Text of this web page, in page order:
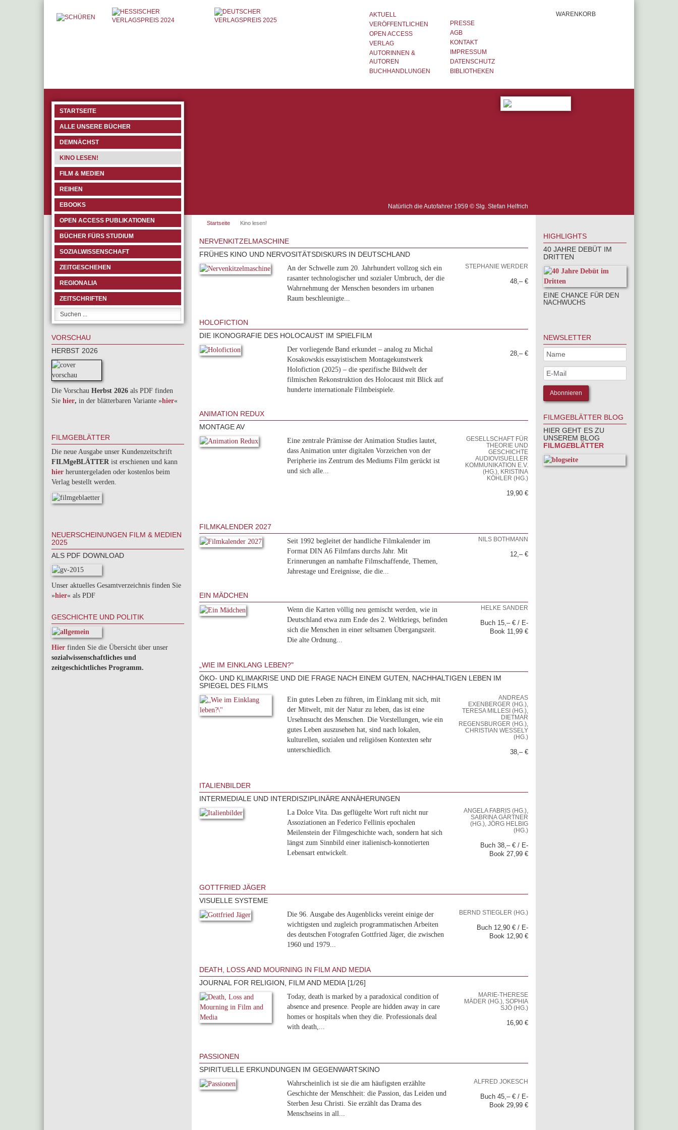
AKTUELL
VERÖFFENTLICHEN
OPEN ACCESS
VERLAG
AUTORINNEN &
AUTOREN
BUCHHANDLUNGEN
PRESSE
AGB
KONTAKT
IMPRESSUM
DATENSCHUTZ
BIBLIOTHEKEN
WARENKORB
Natürlich die Autofahrer 1959 © Slg. Stefan Helfrich
STARTSEITE
ALLE UNSERE BÜCHER
DEMNÄCHST
KINO LESEN!
FILM & MEDIEN
REIHEN
EBOOKS
OPEN ACCESS PUBLIKATIONEN
BÜCHER FÜRS STUDIUM
SOZIALWISSENSCHAFT
ZEITGESCHEHEN
REGIONALIA
ZEITSCHRIFTEN
VORSCHAU
HERBST 2026
Die Vorschau Herbst 2026 als PDF finden
Sie hier, in der blätterbaren Variante »hier«
FILMGEBLÄTTER
Die neue Ausgabe unser Kundenzeitschrift
FILMgeBLÄTTER ist erschienen und kann
hier heruntergeladen oder kostenlos beim
Verlag bestellt werden.
NEUERSCHEINUNGEN FILM & MEDIEN
2025
ALS PDF DOWNLOAD
Unser aktuelles Gesamtverzeichnis finden Sie
»hier« als PDF
GESCHICHTE UND POLITIK
Hier finden Sie die Übersicht über unser
sozialwissenschaftliches und
zeitgeschichtliches Programm.
Startseite Kino lesen!
NERVENKITZELMASCHINE
FRÜHES KINO UND NERVOSITÄTSDISKURS IN DEUTSCHLAND
An der Schwelle zum 20. Jahrhundert vollzog sich ein
rasanter technologischer und sozialer Umbruch, der die
Wahrnehmung der Menschen besonders im urbanen
Raum beschleunigte...
STEPHANIE WERDER
48,– €
HOLOFICTION
DIE IKONOGRAFIE DES HOLOCAUST IM SPIELFILM
Der vorliegende Band erkundet – analog zu Michal
Kosakowskis essayistischem Montagekunstwerk
Holofiction (2025) – die spezifische Bildwelt der
filmischen Rekonstruktion des Holocaust mit Blick auf
hunderte internationale Filmbeispiele.
28,– €
ANIMATION REDUX
MONTAGE AV
Eine zentrale Prämisse der Animation Studies lautet,
dass Animation unter digitalen Vorzeichen von der
Peripherie ins Zentrum des Mediums Film gerückt ist
und sich alle...
GESELLSCHAFT FÜR
THEORIE UND
GESCHICHTE
AUDIOVISUELLER
KOMMUNIKATION E.V.
(HG.), KRISTINA
KÖHLER (HG.)
19,90 €
FILMKALENDER 2027
Seit 1992 begleitet der handliche Filmkalender im
Format DIN A6 Filmfans durchs Jahr. Mit
Erinnerungen an namhafte Filmschaffende, Themen,
Jahrestage und Ereignisse, die die...
NILS BOTHMANN
12,– €
EIN MÄDCHEN
Wenn die Karten völlig neu gemischt werden, wie in
Deutschland etwa zum Ende des 2. Weltkriegs, befinden
sich die Menschen in einer seltsamen Übergangszeit.
Die alte Ordnung...
HELKE SANDER
Buch 15,– € / E-
Book 11,99 €
„WIE IM EINKLANG LEBEN?"
ÖKO- UND KLIMAKRISE UND DIE FRAGE NACH EINEM GUTEN, NACHHALTIGEN LEBEN IM
SPIEGEL DES FILMS
Ein gutes Leben zu führen, im Einklang mit sich, mit
der Mitwelt, mit der Natur zu leben, das ist eine
Ursehnsucht des Menschen. Die Vorstellungen, wie ein
gutes Leben auszusehen hat, sind nach lokalen,
kulturellen, sozialen und religiösen Kontexten sehr
unterschiedlich.
ANDREAS
EXENBERGER (HG.),
TERESA MILLESI (HG.),
DIETMAR
REGENSBURGER (HG.),
CHRISTIAN WESSELY
(HG.)
38,– €
ITALIENBILDER
INTERMEDIALE UND INTERDISZIPLINÄRE ANNÄHERUNGEN
La Dolce Vita. Das geflügelte Wort ruft nicht nur
Assoziationen an Federico Fellinis epochalen
Meilenstein der Filmgeschichte wach, sondern hat sich
längst zum Sinnbild einer italienisch-konnotierten
Lebensart entwickelt.
ANGELA FABRIS (HG.),
SABRINA GÄRTNER
(HG.), JÖRG HELBIG
(HG.)
Buch 38,– € / E-
Book 27,99 €
GOTTFRIED JÄGER
VISUELLE SYSTEME
Die 96. Ausgabe des Augenblicks vereint einige der
wichtigsten und zugleich programmatischen Arbeiten
des deutschen Fotografen Gottfried Jäger, die zwischen
1960 und 1979...
BERND STIEGLER (HG.)
Buch 12,90 € / E-
Book 12,90 €
DEATH, LOSS AND MOURNING IN FILM AND MEDIA
JOURNAL FOR RELIGION, FILM AND MEDIA [1/26]
Today, death is marked by a paradoxical condition of
absence and presence. People are hidden away in care
homes or hospitals when they die. Professionals deal
with death,...
MARIE-THERESE
MÄDER (HG.), SOPHIA
SJÖ (HG.)
16,90 €
PASSIONEN
SPIRITUELLE ERKUNDUNGEN IM GEGENWARTSKINO
Wahrscheinlich ist sie die am häufigsten erzählte
Geschichte der Menschheit: die Passion, das Leiden und
Sterben Jesu Christi. Sie erzählt das Drama des
Menschseins in all...
ALFRED JOKESCH
Buch 45,– € / E-
Book 29,99 €
HIGHLIGHTS
40 JAHRE DEBÜT IM
DRITTEN
EINE CHANCE FÜR DEN
NACHWUCHS
NEWSLETTER
FILMGEBLÄTTER BLOG
HIER GEHT ES ZU
UNSEREM BLOG
FILMGEBLÄTTER